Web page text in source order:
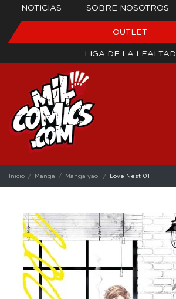
NOTICIAS SOBRE NOSOTROS
OUTLET
LIGA DE LA LEALTAD
Inicio Manga Manga yaoi Love Nest 01